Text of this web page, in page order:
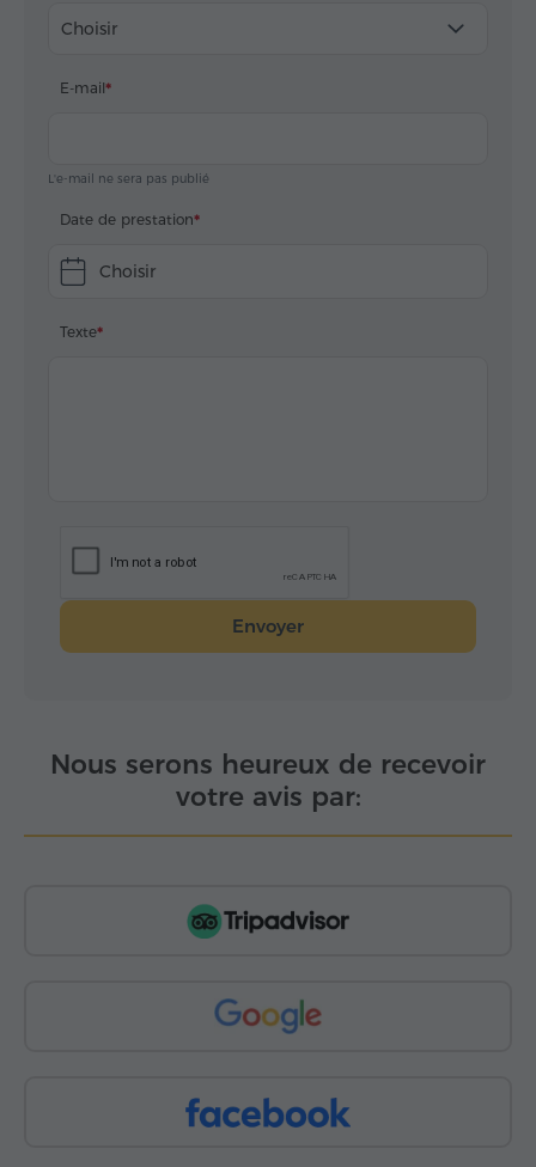
Choisir
E-mail
L'e-mail ne sera pas publié
Date de prestation
Choisir
Texte
Envoyer
Nous serons heureux de recevoir
votre avis par: